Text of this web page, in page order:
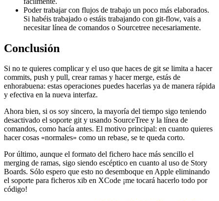
Poder trabajar con flujos de trabajo un poco más elaborados.
Si habéis trabajado o estáis trabajando con git-flow, vais a
necesitar línea de comandos o Sourcetree necesariamente.
Conclusión
Si no te quieres complicar y el uso que haces de git se limita a hacer
commits, push y pull, crear ramas y hacer merge, estás de
enhorabuena: estas operaciones puedes hacerlas ya de manera rápida
y efectiva en la nueva interfaz.
Ahora bien, si os soy sincero, la mayoría del tiempo sigo teniendo
desactivado el soporte git y usando SourceTree y la línea de
comandos, como hacía antes. El motivo principal: en cuanto quieres
hacer cosas «normales» como un rebase, se te queda corto.
Por último, aunque el formato del fichero hace más sencillo el
merging de ramas, sigo siendo escéptico en cuanto al uso de Story
Boards. Sólo espero que esto no desemboque en Apple eliminando
el soporte para ficheros xib en XCode ¡me tocará hacerlo todo por
código!